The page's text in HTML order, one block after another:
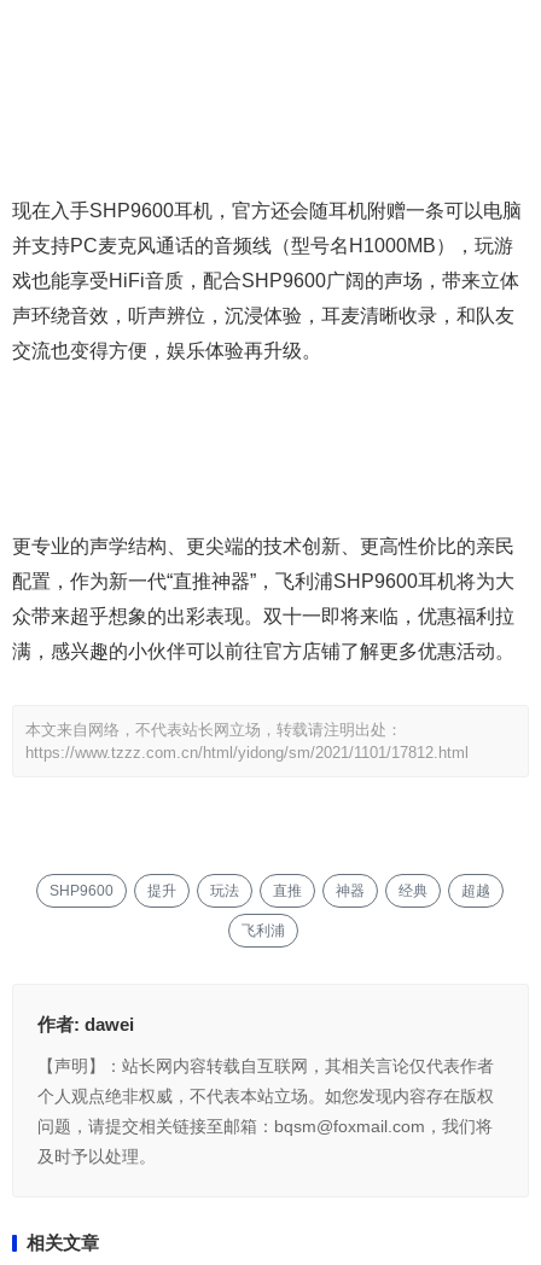
现在入手SHP9600耳机，官方还会随耳机附赠一条可以电脑
并支持PC麦克风通话的音频线（型号名H1000MB），玩游
戏也能享受HiFi音质，配合SHP9600广阔的声场，带来立体
声环绕音效，听声辨位，沉浸体验，耳麦清晰收录，和队友
交流也变得方便，娱乐体验再升级。
更专业的声学结构、更尖端的技术创新、更高性价比的亲民
配置，作为新一代“直推神器”，飞利浦SHP9600耳机将为大
众带来超乎想象的出彩表现。双十一即将来临，优惠福利拉
满，感兴趣的小伙伴可以前往官方店铺了解更多优惠活动。
本文来自网络，不代表站长网立场，转载请注明出处：
https://www.tzzz.com.cn/html/yidong/sm/2021/1101/17812.html
SHP9600 提升 玩法 直推 神器 经典 超越
飞利浦
作者: dawei
【声明】：站长网内容转载自互联网，其相关言论仅代表作者
个人观点绝非权威，不代表本站立场。如您发现内容存在版权
问题，请提交相关链接至邮箱：bqsm@foxmail.com，我们将
及时予以处理。
相关文章